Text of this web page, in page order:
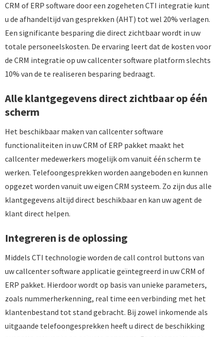
CRM of ERP software door een zogeheten CTI integratie kunt
u de afhandeltijd van gesprekken (AHT) tot wel 20% verlagen.
Een significante besparing die direct zichtbaar wordt in uw
totale personeelskosten. De ervaring leert dat de kosten voor
de CRM integratie op uw callcenter software platform slechts
10% van de te realiseren besparing bedraagt.
Alle klantgegevens direct zichtbaar op één
scherm
Het beschikbaar maken van callcenter software
functionaliteiten in uw CRM of ERP pakket maakt het
callcenter medewerkers mogelijk om vanuit één scherm te
werken. Telefoongesprekken worden aangeboden en kunnen
opgezet worden vanuit uw eigen CRM systeem. Zo zijn dus alle
klantgegevens altijd direct beschikbaar en kan uw agent de
klant direct helpen.
Integreren is de oplossing
Middels CTI technologie worden de call control buttons van
uw callcenter software applicatie geïntegreerd in uw CRM of
ERP pakket. Hierdoor wordt op basis van unieke parameters,
zoals nummerherkenning, real time een verbinding met het
klantenbestand tot stand gebracht. Bij zowel inkomende als
uitgaande telefoongesprekken heeft u direct de beschikking